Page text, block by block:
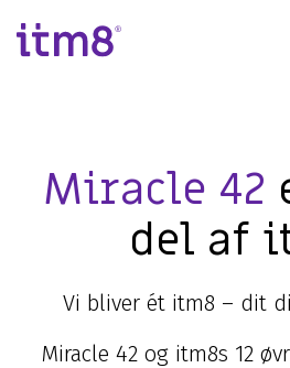
direkte
Miracle 42
del af
Vi bliver ét itm8 – dit
Miracle 42 og itm8s 12